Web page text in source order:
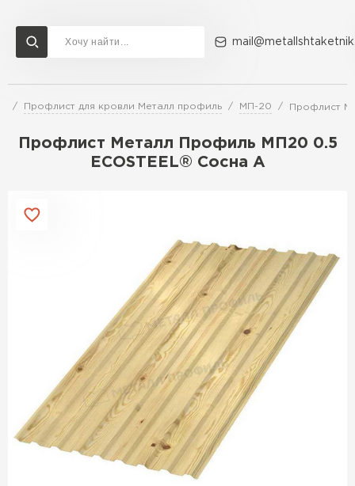
Профлист для кровли Металл профиль МП-20 Профлист
Профлист Металл Профиль МП20 0.5
ECOSTEEL® Сосна A
Доставка и оплата Акции О компании Контакты
Перейти в каталог